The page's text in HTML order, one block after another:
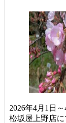
2026年4月1日～
松坂屋上野店